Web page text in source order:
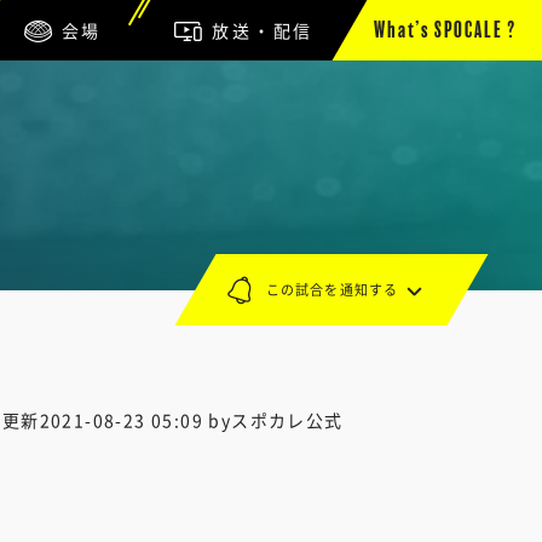
会場 放送・配信 What’s SPOCALE ?
新2021-08-23 05:09 byスポカレ公式
この試合を通知する